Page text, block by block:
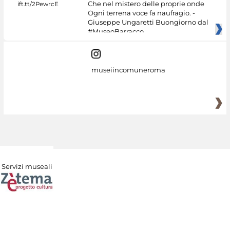
Che nel mistero delle proprie onde
Ogni terrena voce fa naufragio. -
Giuseppe Ungaretti Buongiorno dal
#MuseoBarracco
museiincomuneroma
Servizi museali